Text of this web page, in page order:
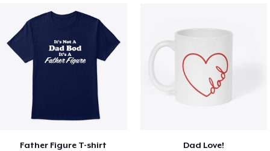
Father Figure T-shirt Dad Love!